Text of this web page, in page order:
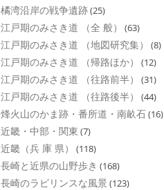
橘湾沿岸の戦争遺跡(25)
江戸期のみさき道 （全 般） (63)
江戸期のみさき道 （地図研究集） (8)
江戸期のみさき道 （帰路ほか） (12)
江戸期のみさき道 （往路前半） (31)
江戸期のみさき道 （往路後半） (44)
烽火山のかま跡・番所道・南畝石(16)
近畿・中部・関東 (7)
近畿（兵 庫 県） (118)
長崎と近県の山野歩き (168)
長崎のラビリンスな風景 (123)